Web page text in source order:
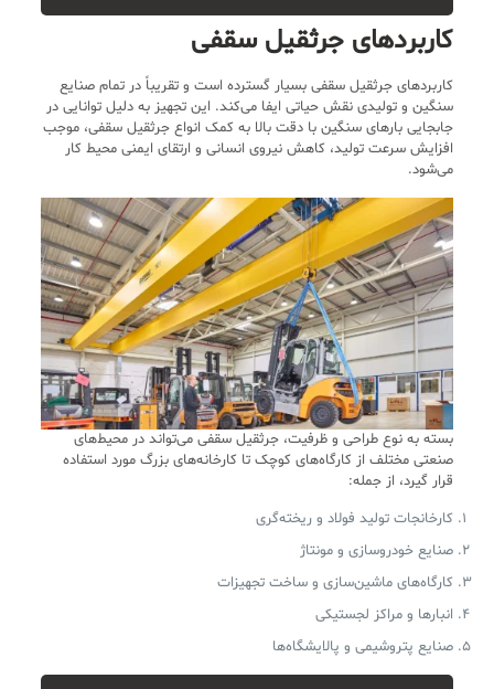
کاربردهای جرثقیل سقفی
کاربردهای جرثقیل سقفی بسیار گسترده است و تقریباً در تمام صنایع
سنگین و تولیدی نقش حیاتی ایفا می‌کند. این تجهیز به دلیل توانایی در
جابجایی بارهای سنگین با دقت بالا به کمک انواع جرثقیل سقفی، موجب
افزایش سرعت تولید، کاهش نیروی انسانی و ارتقای ایمنی محیط کار
می‌شود.
بسته به نوع طراحی و ظرفیت، جرثقیل سقفی می‌تواند در محیط‌های
صنعتی مختلف از کارگاه‌های کوچک تا کارخانه‌های بزرگ مورد استفاده
قرار گیرد، از جمله:
کارخانجات تولید فولاد و ریخته‌گری
صنایع خودروسازی و مونتاژ
کارگاه‌های ماشین‌سازی و ساخت تجهیزات
انبارها و مراکز لجستیکی
صنایع پتروشیمی و پالایشگاه‌ها